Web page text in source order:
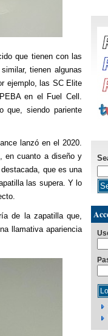
que tienen con las
tienen algunas
ejemplo, las SC Elite
en el Fuel Cell.
que, siendo pariente
lanzó en el 2020.
en cuanto a diseño y
que es una
las supera. Y lo
de la zapatilla que,
llamativa apariencia